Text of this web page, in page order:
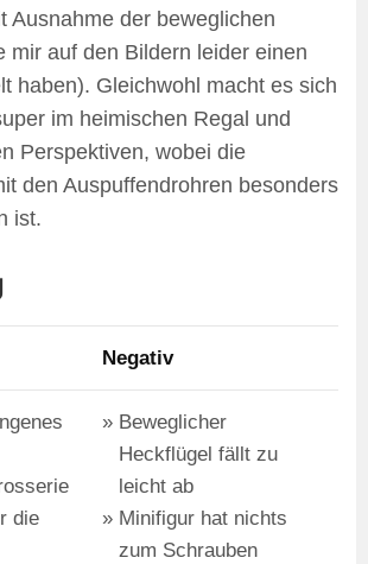
Ausnahme der beweglichen
mir auf den Bildern leider einen
haben). Gleichwohl macht es sich
im heimischen Regal und
Perspektiven, wobei die
den Auspuffendrohren besonders
ist.
Negativ
die
Beweglicher
Heckflügel fällt zu
leicht ab
Minifigur hat nichts
zum Schrauben